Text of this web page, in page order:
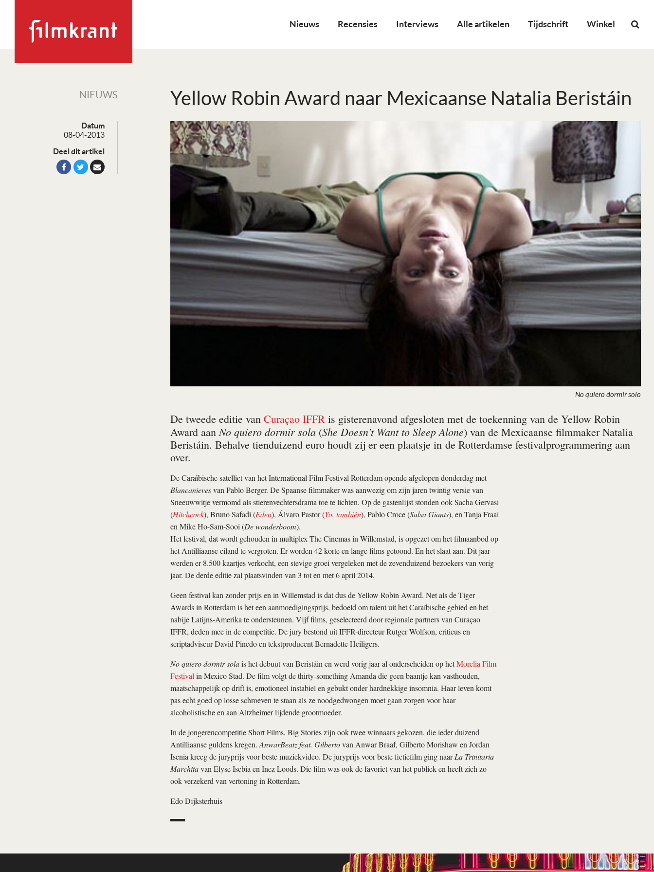
Nieuws Recensies Interviews Alle artikelen Tijdschrift Winkel
NIEUWS Yellow Robin Award naar Mexicaanse Natalia Beristáin
Datum
08-04-2013
Deel dit artikel
No quiero dormir solo
De tweede editie van Curaçao IFFR is gisterenavond afgesloten met de toekenning van de Yellow Robin
Award aan No quiero dormir sola(She Doesn’t Want to Sleep Alone) van de Mexicaanse filmmaker Natalia
Beristáin. Behalve tienduizend euro houdt zij er een plaatsje in de Rotterdamse festivalprogrammering aan
over.
De Caraïbische satelliet van het International Film Festival Rotterdam opende afgelopen donderdag met
Blancanievesvan Pablo Berger. De Spaanse filmmaker was aanwezig om zijn jaren twintig versie van
Sneeuwwitje vermomd als stierenvechtersdrama toe te lichten. Op de gastenlijst stonden ook Sacha Gervasi
(Hitchcock), Bruno Safadi (Eden), Álvaro Pastor (Yo, también), Pablo Croce (Salsa Giants), en Tanja Fraai
en Mike Ho-Sam-Sooi (De wonderboom).
Het festival, dat wordt gehouden in multiplex The Cinemas in Willemstad, is opgezet om het filmaanbod op
het Antilliaanse eiland te vergroten. Er worden 42 korte en lange films getoond. En het slaat aan. Dit jaar
werden er 8.500 kaartjes verkocht, een stevige groei vergeleken met de zevenduizend bezoekers van vorig
jaar. De derde editie zal plaatsvinden van 3 tot en met 6 april 2014.
Geen festival kan zonder prijs en in Willemstad is dat dus de Yellow Robin Award. Net als de Tiger
Awards in Rotterdam is het een aanmoedigingsprijs, bedoeld om talent uit het Caraïbische gebied en het
nabije Latijns-Amerika te ondersteunen. Vijf films, geselecteerd door regionale partners van Curaçao
IFFR, deden mee in de competitie. De jury bestond uit IFFR-directeur Rutger Wolfson, criticus en
scriptadviseur David Pinedo en tekstproducent Bernadette Heiligers.
No quiero dormir solais het debuut van Beristáin en werd vorig jaar al onderscheiden op hetMorelia Film
Festival in Mexico Stad. De film volgt de thirty-something Amanda die geen baantje kan vasthouden,
maatschappelijk op drift is, emotioneel instabiel en gebukt onder hardnekkige insomnia. Haar leven komt
pas echt goed op losse schroeven te staan als ze noodgedwongen moet gaan zorgen voor haar
alcoholistische en aan Altzheimer lijdende grootmoeder.
In de jongerencompetitie Short Films, Big Stories zijn ook twee winnaars gekozen, die ieder duizend
Antilliaanse guldens kregen. AnwarBeatz feat. Gilbertovan Anwar Braaf, Gilberto Morishaw en Jordan
Isenia kreeg de juryprijs voor beste muziekvideo. De juryprijs voor beste fictiefilm ging naarLa Trinitaria
Marchitavan Elyse Isebia en Inez Loods. Die film was ook de favoriet van het publiek en heeft zich zo
ook verzekerd van vertoning in Rotterdam.
Edo Dijksterhuis